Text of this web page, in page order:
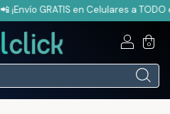
📲 ¡Envío GRATIS en Celulares a TODO
0